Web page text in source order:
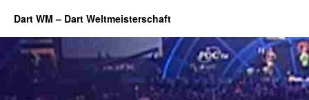
Dart WM – Dart Weltmeisterschaft